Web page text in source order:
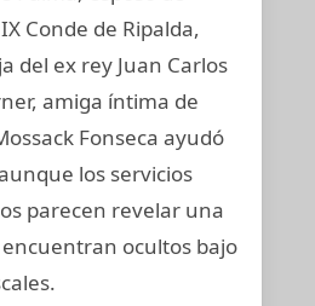
Conde de Ripalda,
del ex rey Juan Carlos
amiga íntima de
Fonseca ayudó
los servicios
parecen revelar una
ocultos bajo